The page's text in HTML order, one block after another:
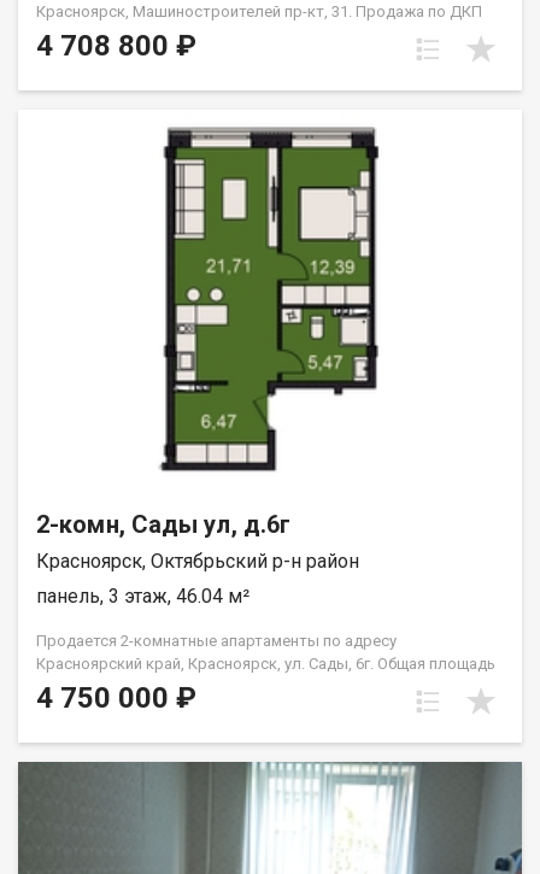
Красноярск, Машиностроителей пр-кт, 31. Продажа по ДКП
НЕ ОТ ЗАСТРОЙЩИКА
4 708 800 ₽
2-комн, Сады ул, д.6г
Красноярск, Октябрьский р-н район
панель, 3 этаж, 46.04 м²
Продается 2-комнатные апартаменты по адресу
Красноярский край, Красноярск, ул. Сады, 6г. Общая площадь
квартиры — 46,04 кв.м., Апартаменты предлагаются как
универсальный вид недвижимости: - для собственного
бизнеса. В экологически чистом районе. Возможна ипотека.
4 750 000 ₽